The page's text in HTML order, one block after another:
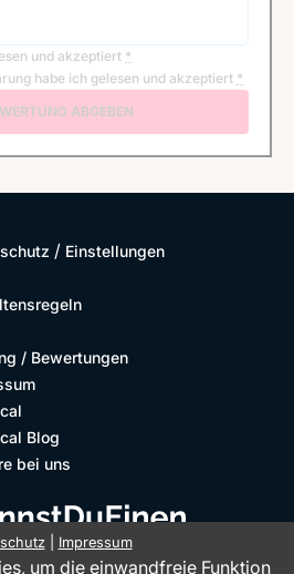
und akzeptiert *
habe ich gelesen und akzeptiert *
ABGEBEN
/ Einstellungen
/ Bewertungen
Blog
bei uns
| Impressum
um die einwandfreie Funktion